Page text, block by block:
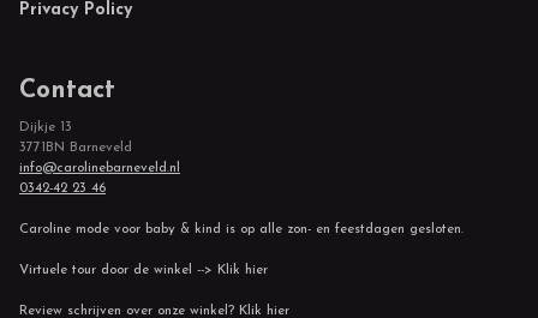
Privacy Policy
Contact
Dijkje 13
3771BN Barneveld
info@carolinebarneveld.nl
0342-42 23 46
Caroline mode voor baby & kind is op alle zon- en feestdagen gesloten.
Virtuele tour door de winkel --> Klik hier
Review schrijven over onze winkel? Klik hier